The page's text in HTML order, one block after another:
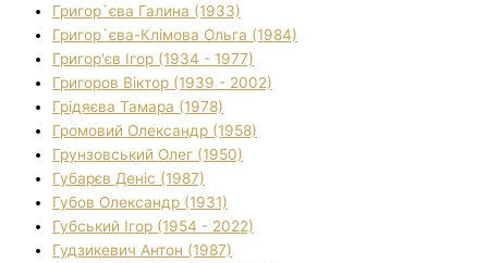
Григор`єва Галина (1933)
Григор`єва-Клімова Ольга (1984)
Григор'єв Ігор (1934 - 1977)
Григоров Віктор (1939 - 2002)
Грідяєва Тамара (1978)
Громовий Олександр (1958)
Грунзовський Олег (1950)
Губарєв Деніс (1987)
Губов Олександр (1931)
Губський Ігор (1954 - 2022)
Гудзикевич Антон (1987)